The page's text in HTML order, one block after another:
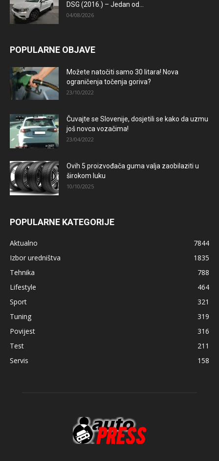
DSG (2016.) – Jedan od...
04/08/2026
POPULARNE OBJAVE
Možete natočiti samo 30 litara! Nova
ograničenja točenja goriva?
23/10/2022
Čuvajte se Slovenije, dosjetili se kako da uzmu
još novca vozačima!
23/04/2022
Ovih 5 proizvođača guma valja zaobilaziti u
širokom luku
10/10/2025
POPULARNE KATEGORIJE
Aktualno
7844
Izbor uredništva
1835
Tehnika
788
Lifestyle
464
Sport
321
Tuning
319
Povijest
316
Test
211
Servis
158